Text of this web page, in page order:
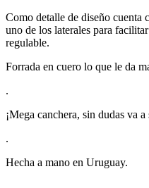
Como detalle de diseño cuenta
uno de los laterales para
regulable.
Forrada en cuero lo que le da
.
¡Mega canchera, sin dudas va
.
Hecha a mano en Uruguay.